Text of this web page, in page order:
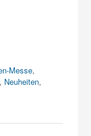
Messe,
, Neuheiten,